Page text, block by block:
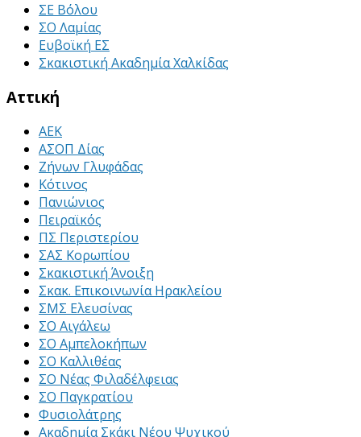
ΣΕ Βόλου
ΣΟ Λαμίας
Ευβοϊκή ΕΣ
Σκακιστική Ακαδημία Χαλκίδας
Αττική
ΑΕΚ
ΑΣΟΠ Δίας
Ζήνων Γλυφάδας
Κότινος
Πανιώνιος
Πειραϊκός
ΠΣ Περιστερίου
ΣΑΣ Κορωπίου
Σκακιστική Άνοιξη
Σκακ. Επικοινωνία Ηρακλείου
ΣΜΣ Ελευσίνας
ΣΟ Αιγάλεω
ΣΟ Αμπελοκήπων
ΣΟ Καλλιθέας
ΣΟ Νέας Φιλαδέλφειας
ΣΟ Παγκρατίου
Φυσιολάτρης
Ακαδημία Σκάκι Νέου Ψυχικού